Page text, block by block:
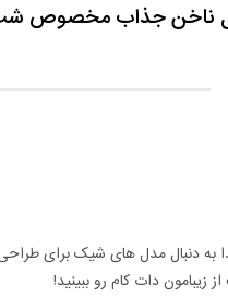
به دنبال مدل های شیک برای
زیبامون دات کام رو ببینید!